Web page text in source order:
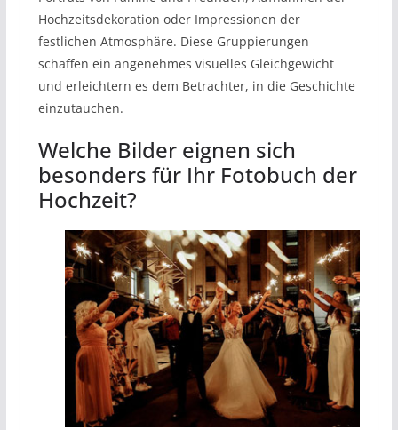
Hochzeitsdekoration oder Impressionen der
festlichen Atmosphäre. Diese Gruppierungen
schaffen ein angenehmes visuelles Gleichgewicht
und erleichtern es dem Betrachter, in die Geschichte
einzutauchen.
Welche Bilder eignen sich
besonders für Ihr Fotobuch der
Hochzeit?